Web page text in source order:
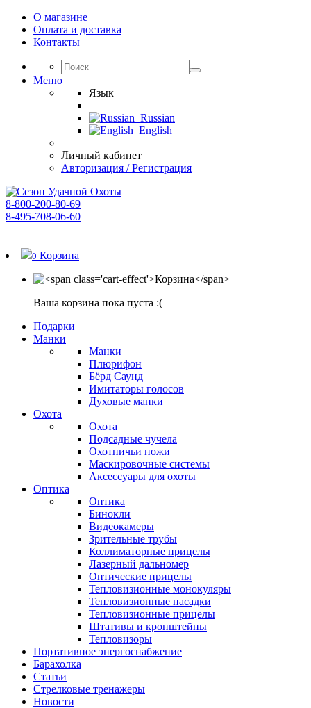
О магазине
Оплата и доставка
Контакты
Меню
Язык
Russian
English
Личный кабинет
Авторизация / Регистрация
8-800-200-80-69
8-495-708-06-60
0 Корзина
Ваша корзина пока пуста :(
Подарки
Манки
Манки
Плюрифон
Бёрд Саунд
Имитаторы голосов
Духовые манки
Охота
Охота
Подсадные чучела
Охотничьи ножи
Маскировочные системы
Аксессуары для охоты
Оптика
Оптика
Бинокли
Видеокамеры
Зрительные трубы
Коллиматорные прицелы
Лазерный дальномер
Оптические прицелы
Тепловизионные монокуляры
Тепловизионные насадки
Тепловизионные прицелы
Штативы и кронштейны
Тепловизоры
Портативное энергоснабжение
Барахолка
Статьи
Стрелковые тренажеры
Новости